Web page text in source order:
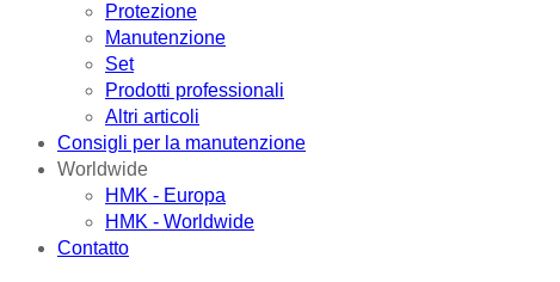
Protezione
Manutenzione
Set
Prodotti professionali
Altri articoli
Consigli per la manutenzione
Worldwide
HMK - Europa
HMK - Worldwide
Contatto